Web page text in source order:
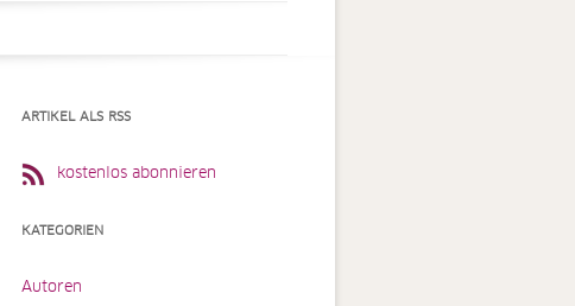
ARTIKEL ALS RSS
kostenlos abonnieren
KATEGORIEN
Autoren